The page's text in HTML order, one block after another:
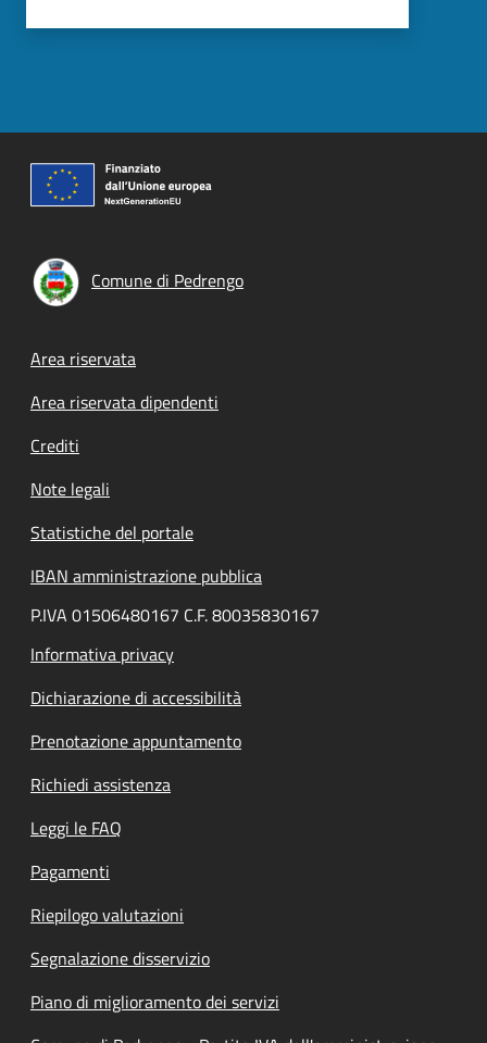
Comune di Pedrengo
Footer menu
Area riservata
Area riservata dipendenti
Crediti
Note legali
Statistiche del portale
IBAN amministrazione pubblica
P.IVA 01506480167 C.F. 80035830167
Informativa privacy
Dichiarazione di accessibilità
Prenotazione appuntamento
Richiedi assistenza
Leggi le FAQ
Pagamenti
Riepilogo valutazioni
Segnalazione disservizio
Piano di miglioramento dei servizi